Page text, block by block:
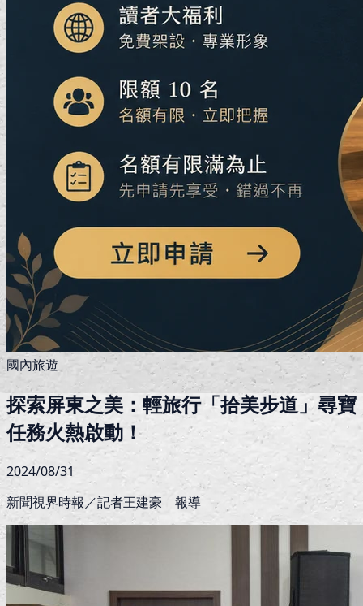
國內旅遊
探索屏東之美：輕旅行「拾美步道」尋寶
任務火熱啟動！
2024/08/31
新聞視界時報／記者王建豪 報導